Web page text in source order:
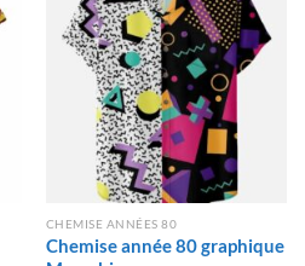
CHEMISE ANNÉES 80
Chemise année 80 graphique